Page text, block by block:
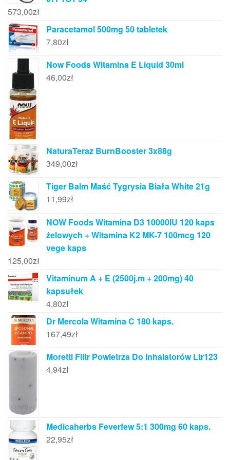
573,00zł
Paracetamol 500mg 50 tabletek
7,80zł
Now Foods Witamina E Liquid 30ml
46,00zł
NaturaTeraz BurnBooster 3x88g
349,00zł
Tiger Balm Maść Tygrysia Biała White 21g
11,99zł
NOW Foods Witamina D3 10000IU 120 kaps
żelowych + Witamina K2 MK-7 100mcg 120
vege kaps
125,00zł
Vitaminum A + E (2500j.m + 200mg) 40
kapsułek
4,80zł
Dr Mercola Witamina C 180 kaps.
167,49zł
Moretti Filtr Powietrza Do Inhalatorów Ltr123
4,94zł
Medicaherbs Feverfew 5:1 300mg 60 kaps.
22,95zł